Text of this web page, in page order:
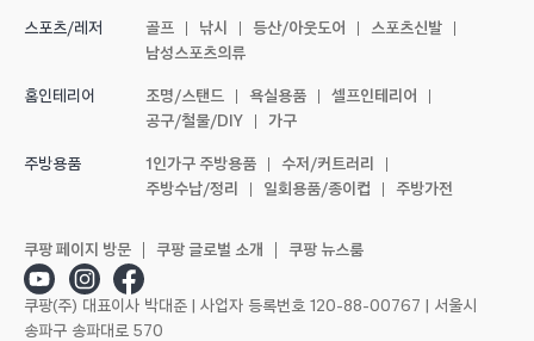
스포츠/레저 골프 낚시 등산/아웃도어
스포츠신발
남성스포츠의류
홈인테리어 조명/스탠드 욕실용품
셀프인테리어
공구/철물/DIY
가구
주방용품 1인가구 주방용품
수저/커트러리
주방수납/정리
일회용품/종이컵 주방가전
쿠팡(주) 대표이사 박대준 | 사업자 등록번호 120-88-00767 | 서울시
송파구 송파대로 570
쿠팡 페이지 방문 쿠팡 글로벌 소개 쿠팡 뉴스룸